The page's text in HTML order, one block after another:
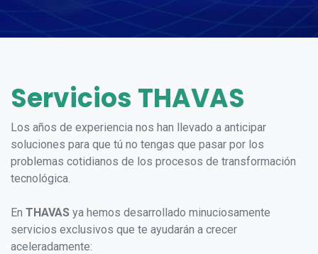
Servicios THAVAS
Los años de experiencia nos han llevado a anticipar
soluciones para que tú no tengas que pasar por los
problemas cotidianos de los procesos de transformación
tecnológica.
En THAVAS ya hemos desarrollado minuciosamente
servicios exclusivos que te ayudarán a crecer
aceleradamente: